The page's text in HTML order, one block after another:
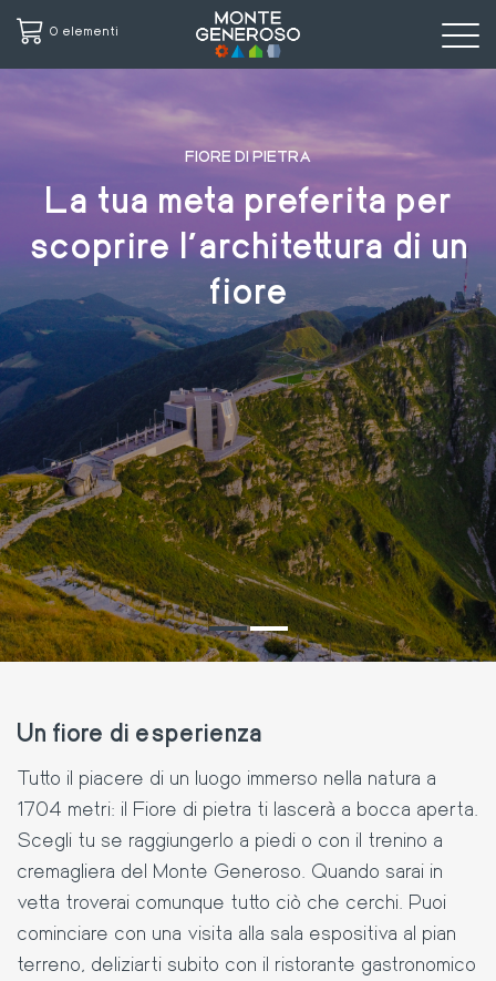
contenuto
0 elementi
FIORE DI PIETRA
La tua meta preferita per
scoprire l'architettura di un
fiore
Un fiore di esperienza
Tutto il piacere di un luogo immerso nella natura a
1704 metri: il Fiore di pietra ti lascerà a bocca aperta.
Scegli tu se raggiungerlo a piedi o con il trenino a
cremagliera del Monte Generoso. Quando sarai in
vetta troverai comunque tutto ciò che cerchi. Puoi
cominciare con una visita alla sala espositiva al pian
terreno, deliziarti subito con il ristorante gastronomico